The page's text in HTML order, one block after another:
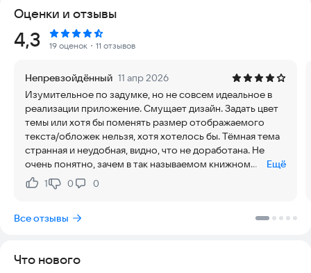
Главное преимущество Storybooker - офлайн режим работы,
что позволяет вам вносить записи и делать заметки без
доступа к интернету. Отмечайте свои любимые моменты и
сохраняйте свои отзывы в любое время и в любом месте!
С помощью этого приложения вы сможете сортировать
свои записи по закладкам, чтобы легко находить нужную
информацию. Можете отмечать, какие книги или фильмы вы
уже прочитали или просмотрели, а также составлять список
того, что вы хотите прочитать или посмотреть в будущем.
А еще, устанавливайте пароль для приложения, чтобы ваша
личная информация осталась только для вас. Добавляйте
обложки к вашим записям, вместе с актерами и оценками,
сюжет для каждой записи, чтобы вспомнить, о чем речь
Storybooker также предлагает установку даты начала и
Оценки и отзывы
Рейтинг:
4,3 19 оценок ・11 отзывов
Непревзойдённый 11 апр 2026
Изумительное по задумке, но не совсем идеальное в
реализации приложение. Смущает дизайн. Задать цвет
темы или хотя бы поменять размер отображаемого
текста/обложек нельзя, хотя хотелось бы. Тёмная тема
странная и неудобная, видно, что не доработана. Не
очень понятно, зачем в так называемом книжном
трекере фильмы и сериалы, но это так — личный
вопрос, не недостаток. Спасибо разработчикам! Очень
размер текста и изображений, а то это прямо боль(
Ещё
Нравится:
1Не нравится:
0 0
Все отзывы
Что нового